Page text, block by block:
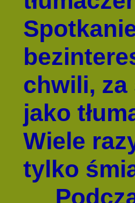
chwili, za
jako
Wiele
tylko